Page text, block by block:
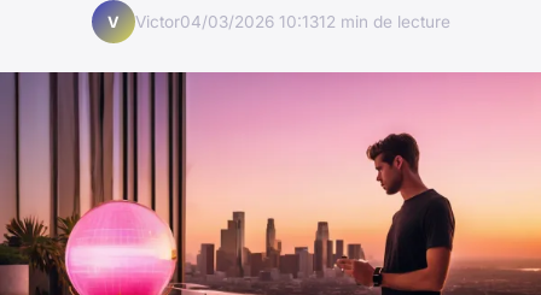
V Victor04/03/2026 10:1312 min de lecture